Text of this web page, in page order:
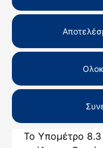
Το Υπομέτρο 8.3